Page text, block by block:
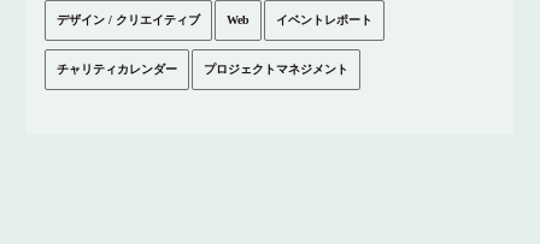
デザイン / クリエイティブ Web イベントレポート
チャリティカレンダー プロジェクトマネジメント